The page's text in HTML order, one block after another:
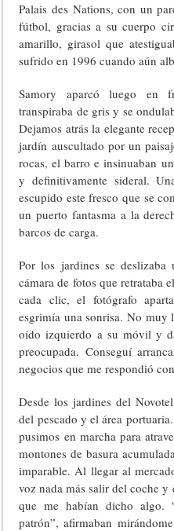
Palais des Nations, con un
fútbol, gracias a su cuerpo
amarillo, girasol que
sufrido en 1996 cuando aún
Samory aparcó luego en
transpiraba de gris y se
Dejamos atrás la elegante
jardín auscultado por un
rocas, el barro e insinuaban
y definitivamente sideral.
escupido este fresco que se
un puerto fantasma a la
barcos de carga.
Por los jardines se
cámara de fotos que retrataba
cada clic, el fotógrafo
esgrimía una sonrisa. No muy
oído izquierdo a su móvil y
preocupada. Conseguí
negocios que me respondió
Desde los jardines del
del pescado y el área
pusimos en marcha para
montones de basura
imparable. Al llegar al
voz nada más salir del coche
que me habían dicho algo.
patrón”, afirmaban